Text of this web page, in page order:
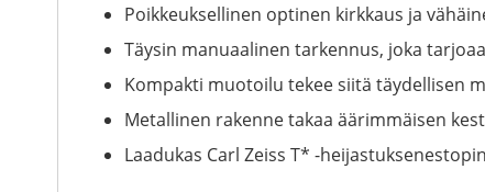
Poikkeuksellinen optinen kirkkaus ja
Täysin manuaalinen tarkennus, joka
Kompakti muotoilu tekee siitä täydellisen
Metallinen rakenne takaa äärimmäisen
Laadukas Carl Zeiss T* -